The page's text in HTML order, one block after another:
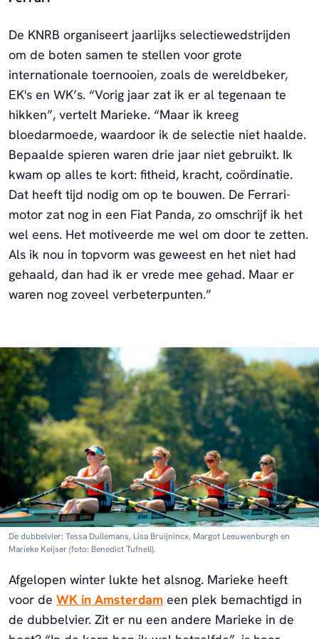
De KNRB organiseert jaarlijks selectiewedstrijden
om de boten samen te stellen voor grote
internationale toernooien, zoals de wereldbeker,
EK's en WK’s. “Vorig jaar zat ik er al tegenaan te
hikken”, vertelt Marieke. “Maar ik kreeg
bloedarmoede, waardoor ik de selectie niet haalde.
Bepaalde spieren waren drie jaar niet gebruikt. Ik
kwam op alles te kort: fitheid, kracht, coördinatie.
Dat heeft tijd nodig om op te bouwen. De Ferrari-
motor zat nog in een Fiat Panda, zo omschrijf ik het
wel eens. Het motiveerde me wel om door te zetten.
Als ik nou in topvorm was geweest en het niet had
gehaald, dan had ik er vrede mee gehad. Maar er
waren nog zoveel verbeterpunten.”
De dubbelvier: Tessa Dullemans, Lisa Bruijnincx, Margot Leeuwenburgh en
Marieke Keijser (foto: Benedict Tufnell).
Afgelopen winter lukte het alsnog. Marieke heeft
voor de WK in Amsterdam een plek bemachtigd in
de dubbelvier. Zit er nu een andere Marieke in de